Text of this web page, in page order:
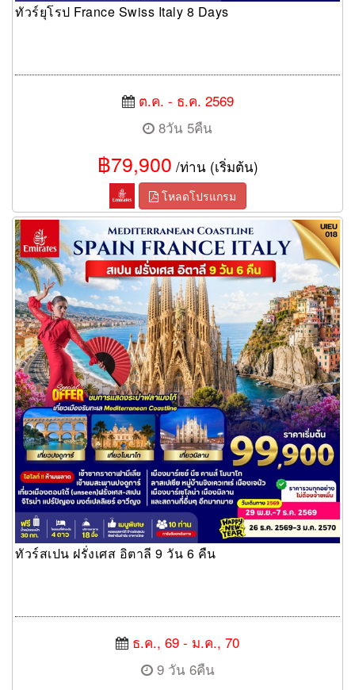
ทัวร์ยุโรป France Swiss Italy 8 Days
ต.ค. - ธ.ค. 2569
8วัน 5คืน
฿79,900 /ท่าน (เริ่มต้น)
โหลดโปรแกรม
ทัวร์สเปน ฝรั่งเศส อิตาลี 9 วัน 6 คืน
ทัวร์สเปน ฝรั่งเศส อิตาลี 9 วัน 6 คืน
ธ.ค., 69 - ม.ค., 70
9 วัน 6คืน